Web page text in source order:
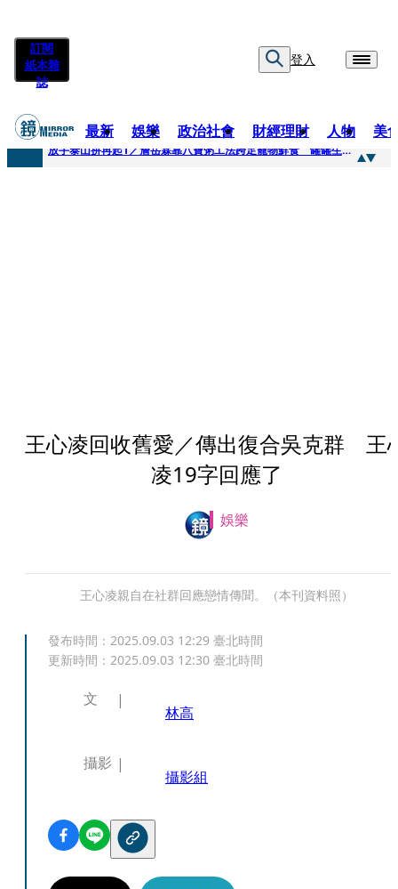
訂閱
紙本雜
誌
登入
最新 娛樂 政治社會 財經理財 人物 美
快訊
放手泰山拚再起1／詹岳霖靠八寶粥工法跨足寵物鮮食 罐罐生產前先請「叼嘴王后」試吃
王心凌回收舊愛／傳出復合吳克群 王
凌19字回應了
娛樂
王心凌親自在社群回應戀情傳聞。（本刊資料照）
發布時間： 2025.09.03 12:29 臺北時間
更新時間： 2025.09.03 12:30 臺北時間
文
林高
攝影
攝影組